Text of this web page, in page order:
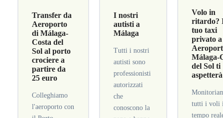
Transfer da
Aeroporto
di Málaga-
Costa del
Sol al porto
crociere a
partire da
25 euro
Colleghiamo
l'aeroporto con
I nostri
autisti a
Málaga
Tutti i nostri
autisti sono
professionisti
autorizzati
che
conoscono la
Volo in
ritardo?
tuo taxi
privato a
Málaga-
del Sol ti
aspetterà
tutti i voli
tempo